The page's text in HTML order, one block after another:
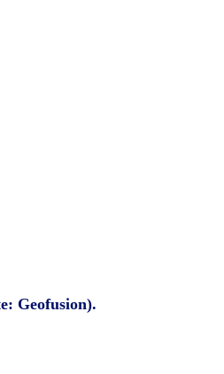
Geofusion).